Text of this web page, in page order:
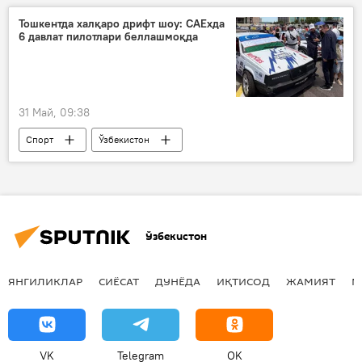
ҳарбий техника
Пентагон
Тошкентда халқаро дрифт шоу: CAExда
6 давлат пилотлари беллашмоқда
31 Май, 09:38
Спорт
Ўзбекистон
автомобил
Тошкент
Ўзбекистон
ЯНГИЛИКЛАР СИЁСАТ ДУНЁДА ИҚТИСОД ЖАМИЯТ
VK Telegram OK